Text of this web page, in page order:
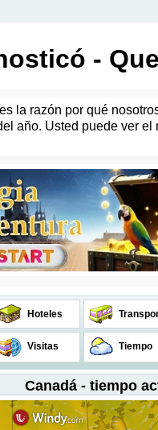
-
la razón por qué
año. Usted puede ver
Hoteles
Visitas Tiempo
Canadá - tiempo